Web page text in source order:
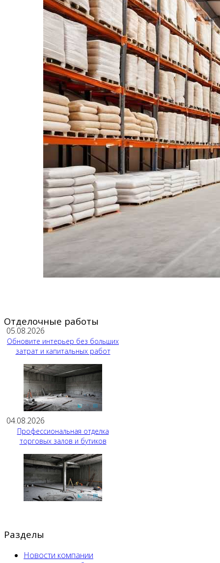
Отделочные работы
05.08.2026
Обновите интерьер без больших
затрат и капитальных работ
04.08.2026
Профессиональная отделка
торговых залов и бутиков
Разделы
Новости компании